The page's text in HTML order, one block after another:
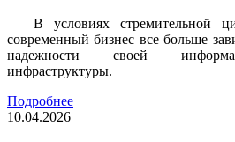
В условиях стремительной
современный бизнес все больше
надежности своей
инфраструктуры.
Подробнее
10.04.2026